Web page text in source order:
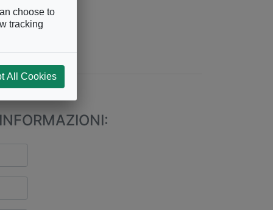
choose to
tracking
All Cookies